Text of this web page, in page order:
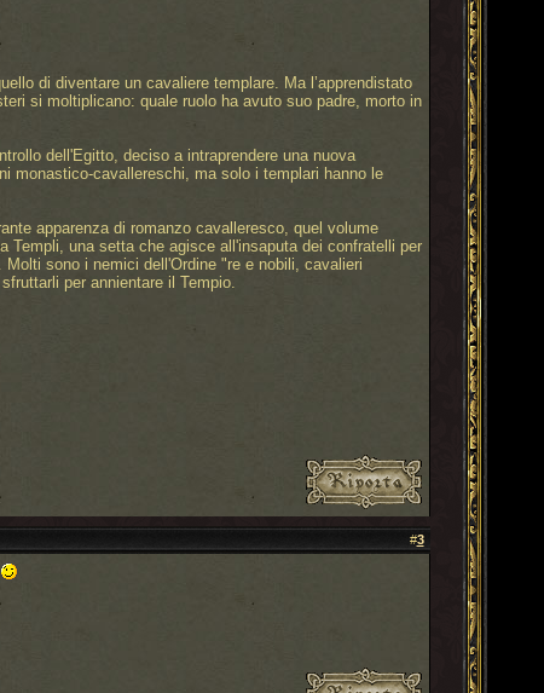
di diventare un cavaliere templare. Ma l’apprendistato
si moltiplicano: quale ruolo ha avuto suo padre, morto in
dell'Egitto, deciso a intraprendere una nuova
monastico-cavallereschi, ma solo i templari hanno le
apparenza di romanzo cavalleresco, quel volume
Templi, una setta che agisce all'insaputa dei confratelli per
sono i nemici dell'Ordine "re e nobili, cavalieri
per annientare il Tempio.
#3